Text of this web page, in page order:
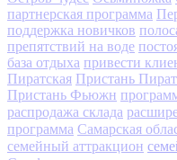
партнерская программа
поддержка новичков
препятствий на воде
база отдыха привести
Пиратская Пристань
Пристань Фьюжн
распродажа склада
программа Самарская
семейный аттракцион